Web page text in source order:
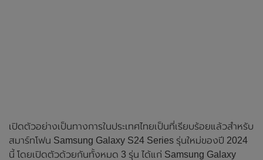
เปิดตัวอย่างเป็นทางการในประเทศไทยเป็นที่เรียบร้อยแล้วสำหรับ
สมาร์ทโฟน Samsung Galaxy S24 Series รุ่นใหม่ของปี 2024
นี้ โดยเปิดตัวด้วยกันทั้งหมด 3 รุ่น ได้แก่ Samsung Galaxy